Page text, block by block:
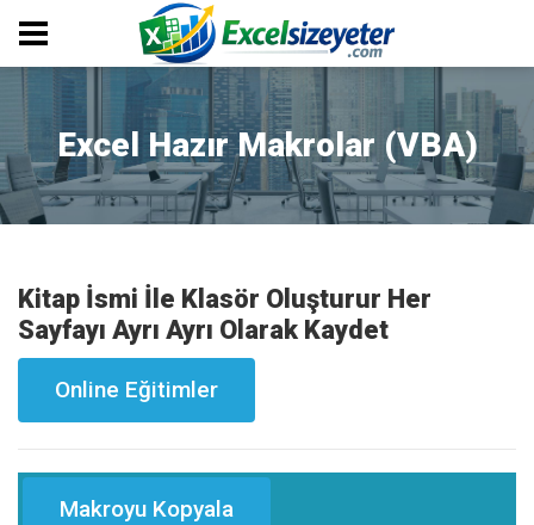
Excel Hazır Makrolar (VBA)
Kitap İsmi İle Klasör Oluşturur Her
Sayfayı Ayrı Ayrı Olarak Kaydet
Online Eğitimler
Makroyu Kopyala